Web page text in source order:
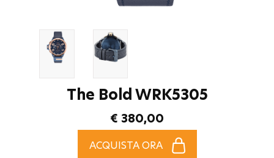
The Bold WRK5305
€ 380,00
ACQUISTA ORA